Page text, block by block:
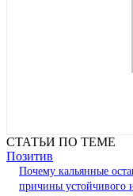
СТАТЬИ ПО ТЕМЕ
Позитив
Почему кальянные
причины устойчивого